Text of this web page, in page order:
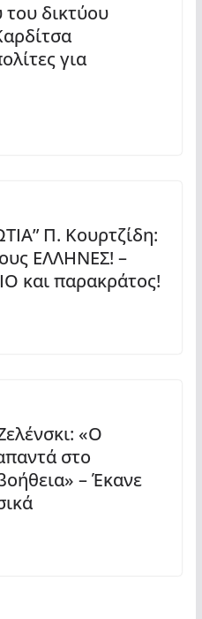
δικτύου
για
Π. Κουρτζίδη:
ΕΛΛΗΝΕΣ! –
και παρακράτος!
«Ο
στο
– Έκανε